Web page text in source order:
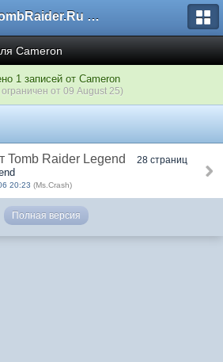
TombRaider.Ru - Форумы
Cameron
1 записей от Cameron
от 09 August 25)
Tomb Raider Legend 28 страниц
20:23 (Ms.Crash)
Полная версия